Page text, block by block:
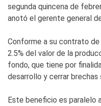
segunda quincena de
anotó el gerente general
Conforme a su contrato
2.5% del valor de la
fondo, que tiene por
desarrollo y cerrar
Este beneficio es paralelo